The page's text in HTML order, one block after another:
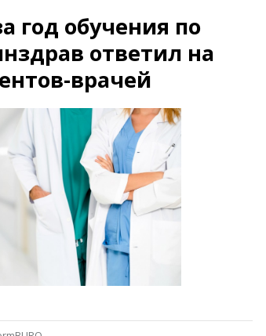
Услуги
Электроника
Мебель
Погода
Караганда
Темиртау
Балхаш
Жезказган
Справочник
Расписание транспорта
Экстренные службы
год обучения по
ответил на
врачей